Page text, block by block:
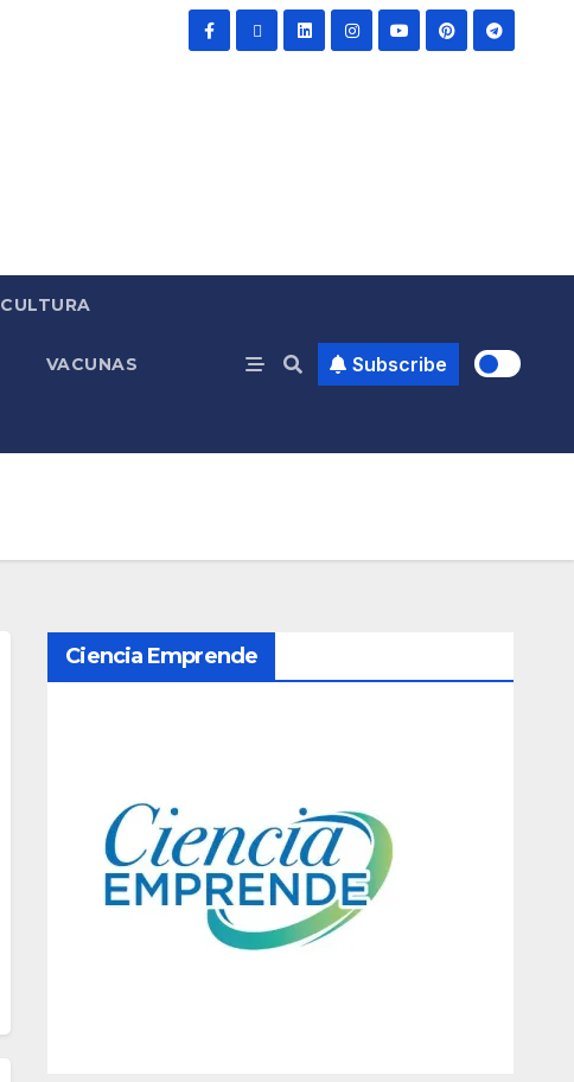
CULTURA
VACUNAS Subscribe
Ciencia Emprende